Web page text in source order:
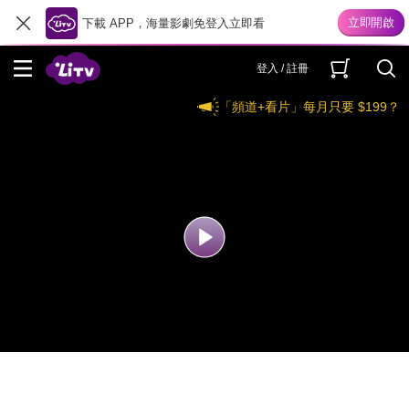
下載 APP，海量影劇免登入立即看
登入 / 註冊
「頻道+看片」每月只要 $199？